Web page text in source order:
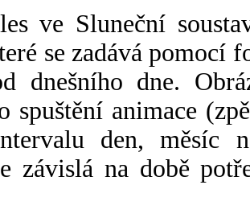
ve Sluneční
se zadává pomocí
dnešního dne.
spuštění animace
den, měsíc
závislá na době